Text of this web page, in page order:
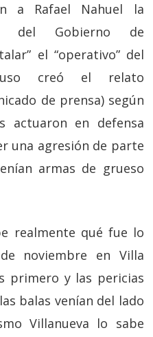
a Rafael Nahuel la
del Gobierno de
el “operativo” del
creó el relato
de prensa) según
actuaron en defensa
una agresión de parte
armas de grueso
realmente qué fue lo
noviembre en Villa
primero y las pericias
balas venían del lado
Villanueva lo sabe